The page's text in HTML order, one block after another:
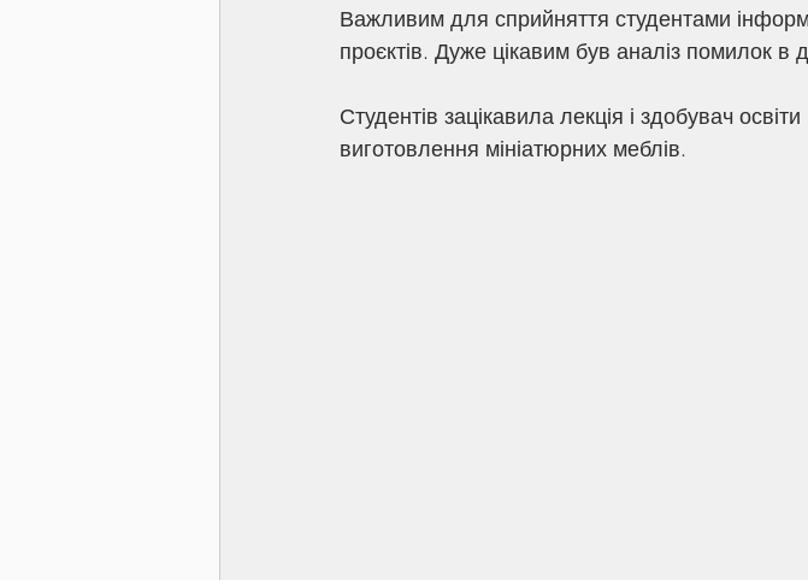
Важливим для сприйняття студентами
проєктів. Дуже цікавим був аналіз помилок в
Студентів зацікавила лекція і здобувач
виготовлення мініатюрних меблів.